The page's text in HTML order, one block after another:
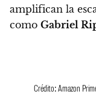
amplifican la
como Gabriel
Crédito: Amazon